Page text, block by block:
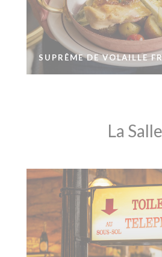
SUPRÊME DE VOLAILLE
La Salle